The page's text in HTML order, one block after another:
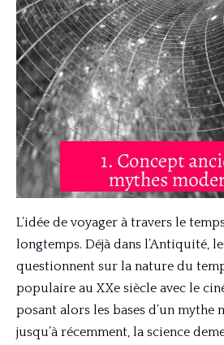
L’idée de voyager à travers le
longtemps. Déjà dans l’Antiquité,
questionnent sur la nature du
populaire au XXe siècle avec le
posant alors les bases d’un mythe
jusqu’à récemment, la science